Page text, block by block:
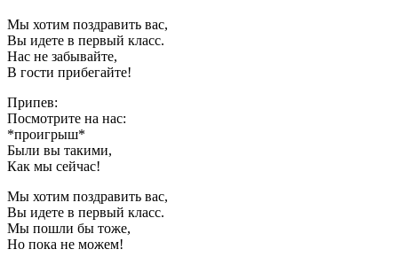
Мы хотим поздравить вас,
Вы идете в первый класс.
Нас не забывайте,
В гости прибегайте!
Припев:
Посмотрите на нас:
*проигрыш*
Были вы такими,
Как мы сейчас!
Мы хотим поздравить вас,
Вы идете в первый класс.
Мы пошли бы тоже,
Но пока не можем!